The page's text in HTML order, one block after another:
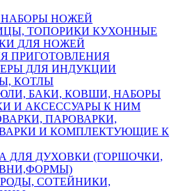
НОЖЕЙ
ТОПОРИКИ КУХОННЫЕ
ДЛЯ НОЖЕЙ
ПРИГОТОВЛЕНИЯ
ДЛЯ ИНДУКЦИИ
КОТЛЫ
БАКИ, КОВШИ, НАБОРЫ
И АКСЕССУАРЫ К НИМ
ПАРОВАРКИ,
И КОМПЛЕКТУЮЩИЕ К
ДЛЯ ДУХОВКИ (ГОРШОЧКИ,
СОТЕЙНИКИ,